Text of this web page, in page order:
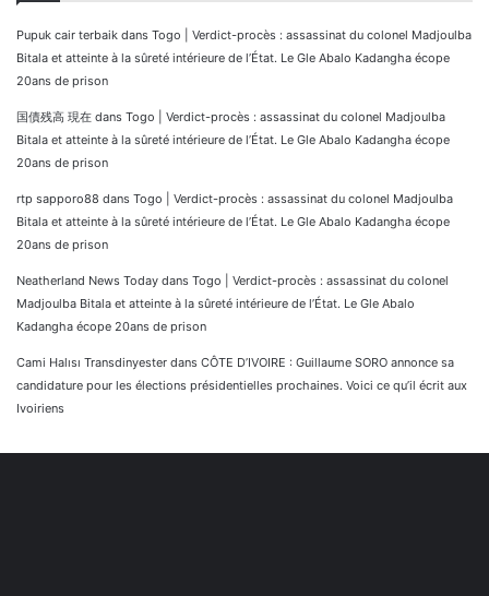
Pupuk cair terbaik dans Togo | Verdict-procès : assassinat du colonel Madjoulba
Bitala et atteinte à la sûreté intérieure de l’État. Le Gle Abalo Kadangha écope
20ans de prison
国債残高 現在 dans Togo | Verdict-procès : assassinat du colonel Madjoulba
Bitala et atteinte à la sûreté intérieure de l’État. Le Gle Abalo Kadangha écope
20ans de prison
rtp sapporo88 dans Togo | Verdict-procès : assassinat du colonel Madjoulba
Bitala et atteinte à la sûreté intérieure de l’État. Le Gle Abalo Kadangha écope
20ans de prison
Neatherland News Today dans Togo | Verdict-procès : assassinat du colonel
Madjoulba Bitala et atteinte à la sûreté intérieure de l’État. Le Gle Abalo
Kadangha écope 20ans de prison
Cami Halısı Transdinyester dans CÔTE D’IVOIRE : Guillaume SORO annonce sa
candidature pour les élections présidentielles prochaines. Voici ce qu’il écrit aux
Ivoiriens